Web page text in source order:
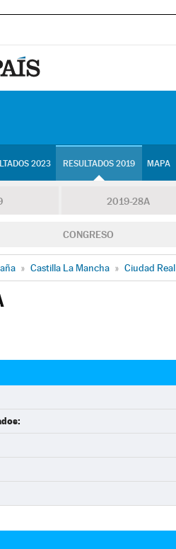
2023 RESULTADOS 2019 MAPA
2019-28A
CONGRESO
» Castilla La Mancha » Ciudad Real